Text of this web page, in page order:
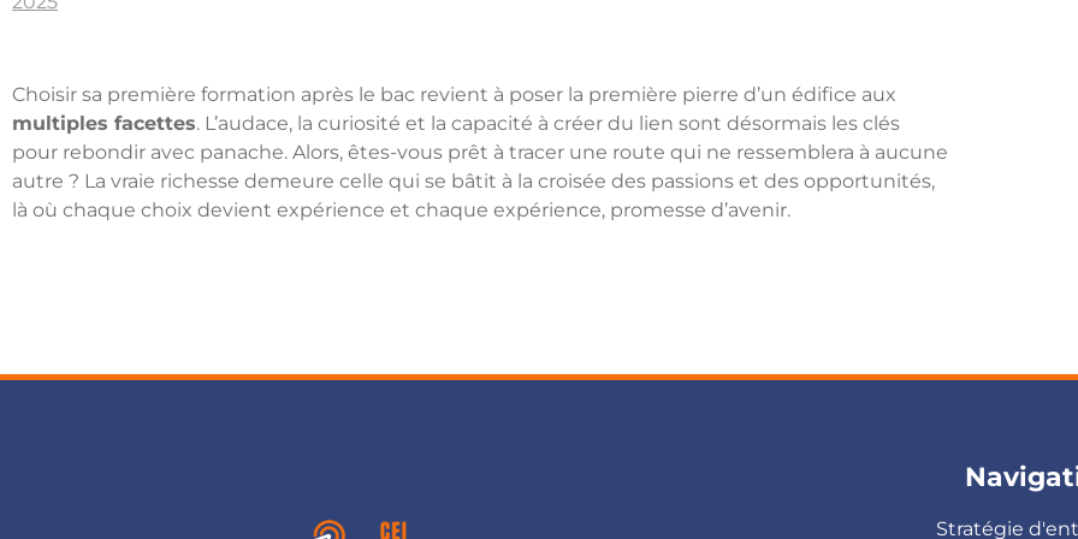
Choisir sa première formation après le bac revient à poser la première pierre d’un édifice aux
multiples facettes. L’audace, la curiosité et la capacité à créer du lien sont désormais les clés
pour rebondir avec panache. Alors, êtes-vous prêt à tracer une route qui ne ressemblera à aucune
autre ? La vraie richesse demeure celle qui se bâtit à la croisée des passions et des opportunités,
là où chaque choix devient expérience et chaque expérience, promesse d’avenir.
Stratégie